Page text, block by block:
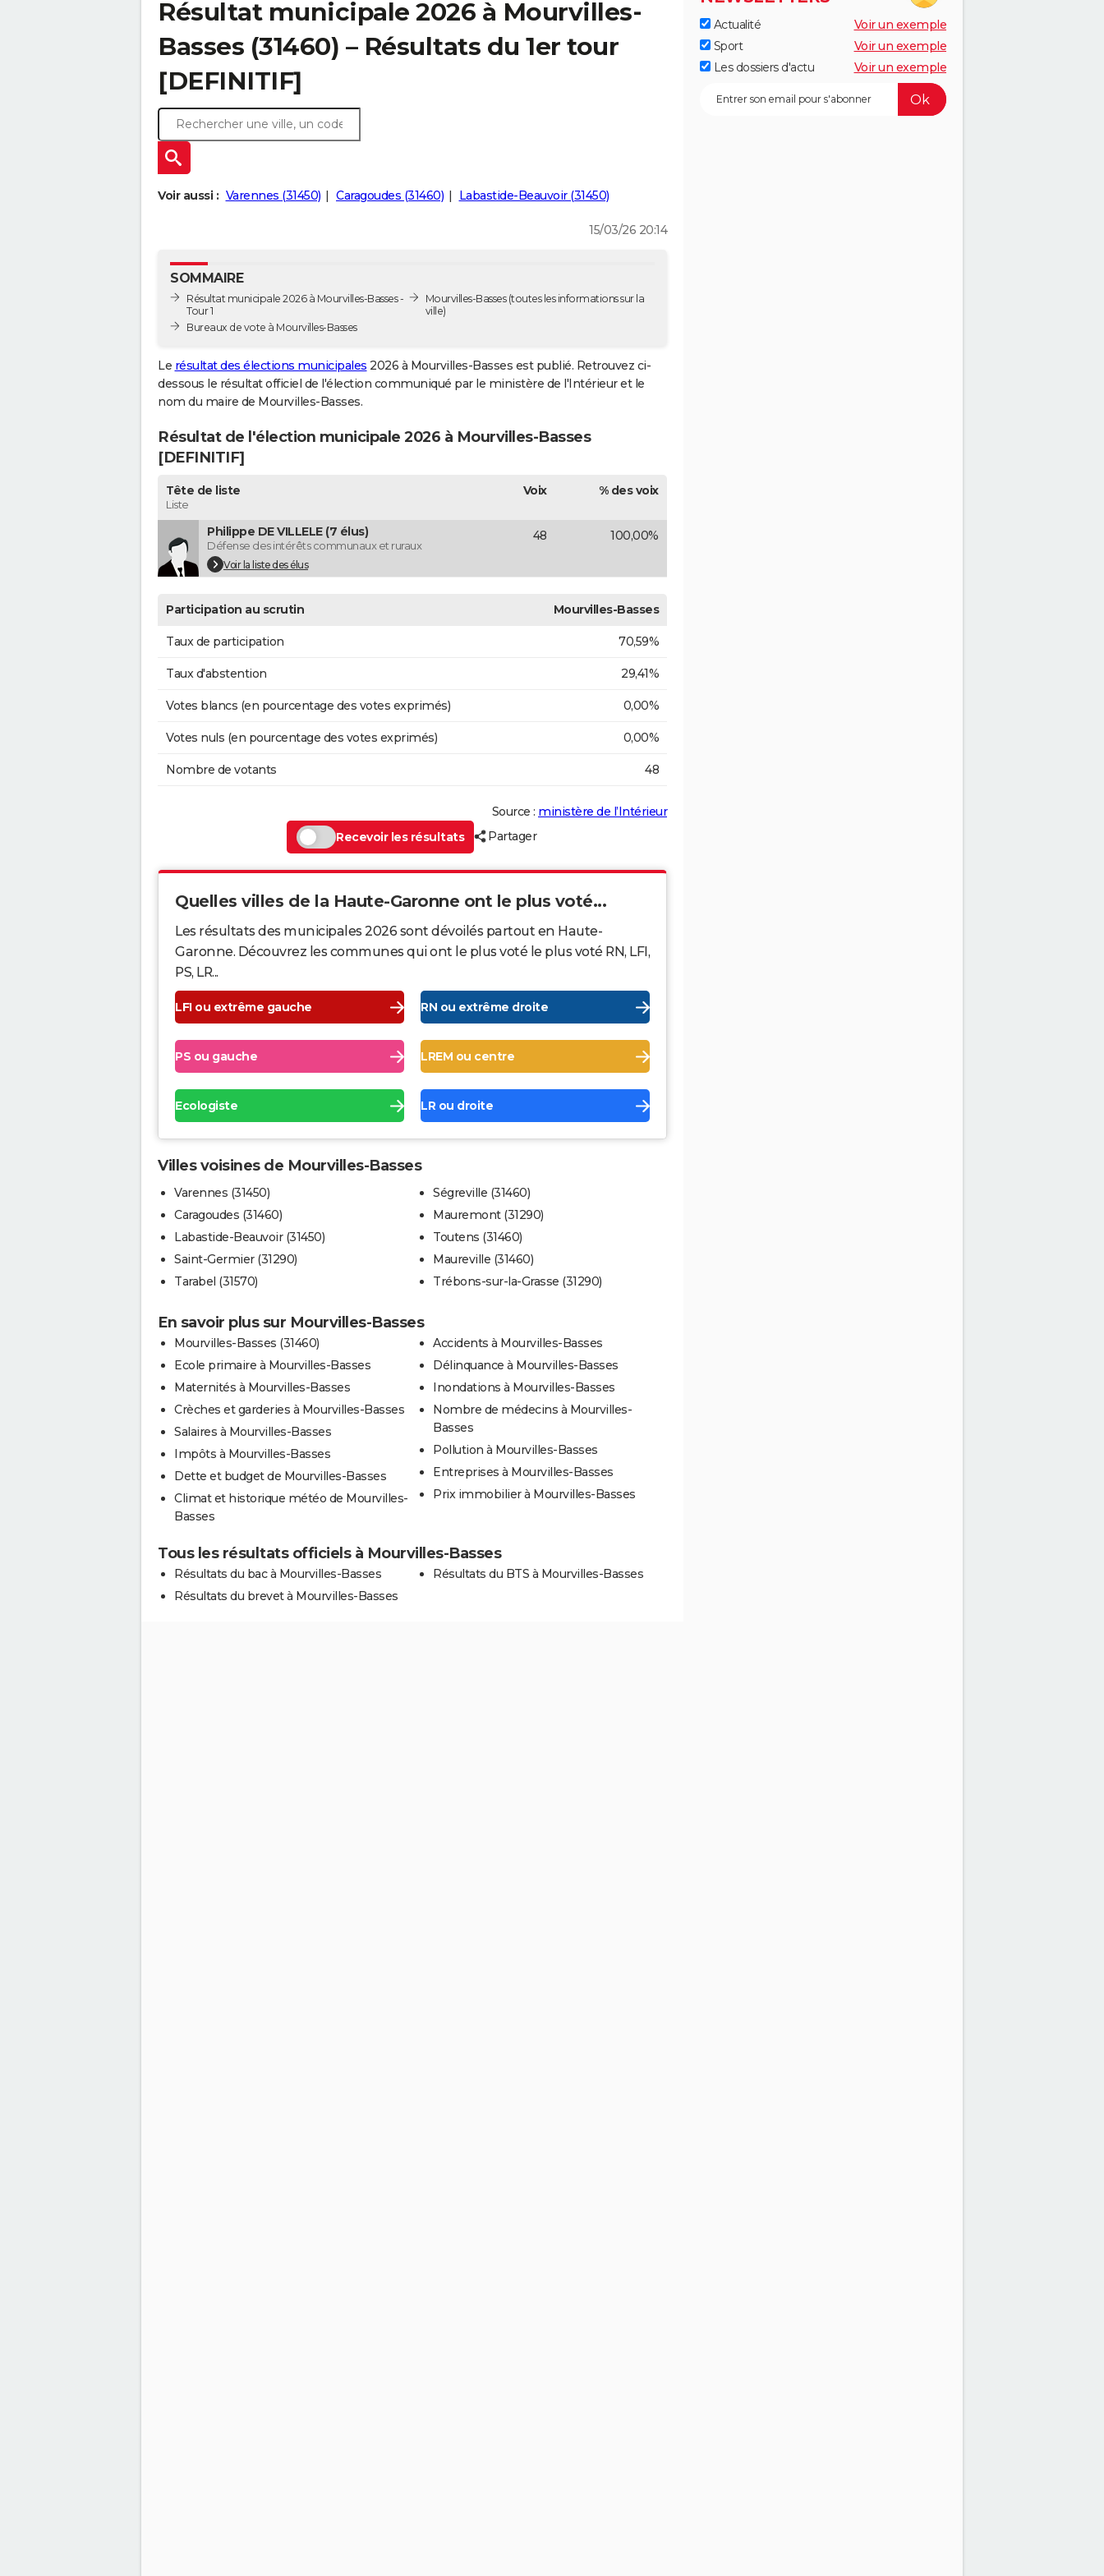
Résultat municipale 2026 à Mourvilles-
Basses (31460) – Résultats du 1er tour
[DEFINITIF]
Voir aussi : Varennes (31450) Caragoudes (31460) Labastide-Beauvoir (31450)
15/03/26 20:14
SOMMAIRE
Résultat municipale 2026 à Mourvilles-Basses -
Tour 1
Bureaux de vote à Mourvilles-Basses
Mourvilles-Basses(toutes les informations sur la
ville)
Le résultat des élections municipales 2026 à Mourvilles-Basses est publié. Retrouvez ci-
dessous le résultat officiel de l'élection communiqué par le ministère de l'Intérieur et le
nom du maire de Mourvilles-Basses.
Résultat de l'élection municipale 2026 à Mourvilles-Basses
[DEFINITIF]
Tête de liste
Liste
Voix % des voix
Philippe DE VILLELE (7 élus)
Défense des intérêts communaux et ruraux
Voir la liste des élus
48 100,00%
Participation au scrutin Mourvilles-Basses
Taux de participation 70,59%
Taux d'abstention 29,41%
Votes blancs (en pourcentage des votes exprimés) 0,00%
Votes nuls (en pourcentage des votes exprimés) 0,00%
Nombre de votants 48
Source : ministère de l’Intérieur
Recevoir les résultats
Partager
Quelles villes de la Haute-Garonne ont le plus voté...
Les résultats des municipales 2026 sont dévoilés partout en Haute-
Garonne. Découvrez les communes qui ont le plus voté le plus voté RN, LFI,
PS, LR...
LFI ou extrême gauche RN ou extrême droite
PS ou gauche LREM ou centre
Ecologiste LR ou droite
Villes voisines de Mourvilles-Basses
Varennes (31450)
Caragoudes (31460)
Labastide-Beauvoir (31450)
Saint-Germier (31290)
Tarabel (31570)
Ségreville (31460)
Mauremont (31290)
Toutens (31460)
Maureville (31460)
Trébons-sur-la-Grasse (31290)
En savoir plus sur Mourvilles-Basses
Mourvilles-Basses (31460)
Ecole primaire à Mourvilles-Basses
Maternités à Mourvilles-Basses
Crèches et garderies à Mourvilles-Basses
Salaires à Mourvilles-Basses
Impôts à Mourvilles-Basses
Dette et budget de Mourvilles-Basses
Climat et historique météo de Mourvilles-
Basses
Accidents à Mourvilles-Basses
Délinquance à Mourvilles-Basses
Inondations à Mourvilles-Basses
Nombre de médecins à Mourvilles-
Basses
Pollution à Mourvilles-Basses
Entreprises à Mourvilles-Basses
Prix immobilier à Mourvilles-Basses
Tous les résultats officiels à Mourvilles-Basses
Résultats du bac à Mourvilles-Basses
Résultats du brevet à Mourvilles-Basses
Résultats du BTS à Mourvilles-Basses
Actualité
Voir un exemple
Sport
Voir un exemple
Les dossiers d'actu
Voir un exemple